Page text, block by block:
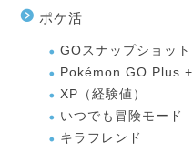
ポケ活
GOスナップショット
Pokémon GO Plus +
XP（経験値）
いつでも冒険モード
キラフレンド